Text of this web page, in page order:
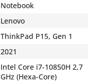
Notebook
Lenovo
ThinkPad P15, Gen 1
2021
Intel Core i7-10850H 2,7
GHz (Hexa-Core)